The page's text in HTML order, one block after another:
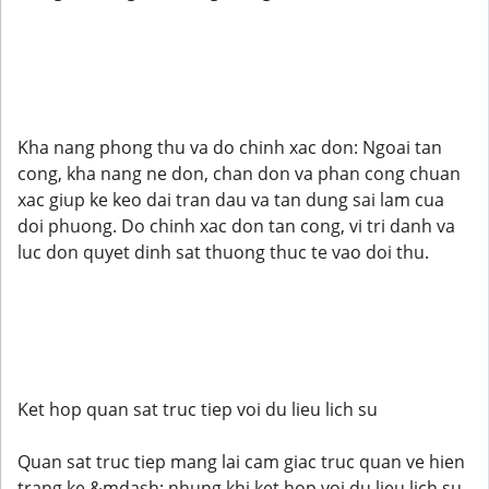
Kha nang phong thu va do chinh xac don: Ngoai tan
cong, kha nang ne don, chan don va phan cong chuan
xac giup ke keo dai tran dau va tan dung sai lam cua
doi phuong. Do chinh xac don tan cong, vi tri danh va
luc don quyet dinh sat thuong thuc te vao doi thu.
Ket hop quan sat truc tiep voi du lieu lich su
Quan sat truc tiep mang lai cam giac truc quan ve hien